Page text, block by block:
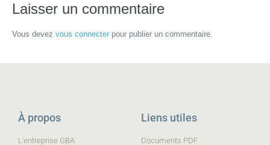
Laisser un commentaire
Vous devez vous connecter pour publier un commentaire.
À propos
L'entreprise GBA
Liens utiles
Documents PDF